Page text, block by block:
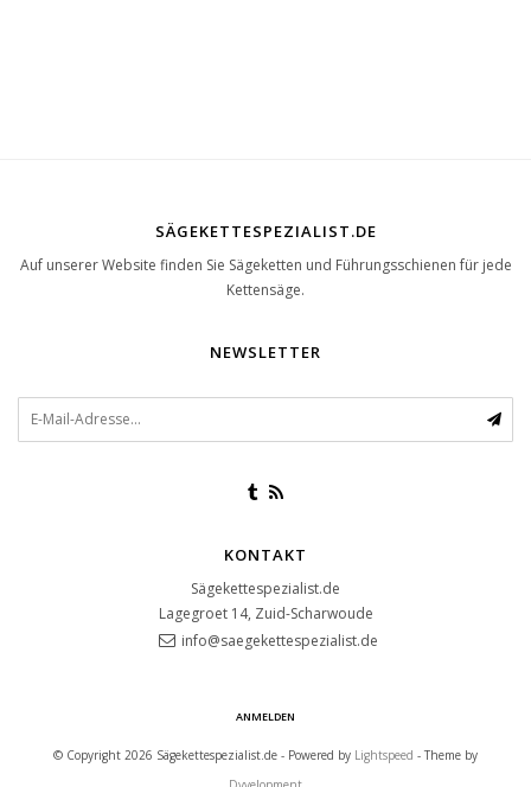
SÄGEKETTESPEZIALIST.DE
Auf unserer Website finden Sie Sägeketten und Führungsschienen für jede
Kettensäge.
NEWSLETTER
KONTAKT
Sägekettespezialist.de
Lagegroet 14, Zuid-Scharwoude
info@saegekettespezialist.de
ANMELDEN
© Copyright 2026 Sägekettespezialist.de - Powered by Lightspeed - Theme by